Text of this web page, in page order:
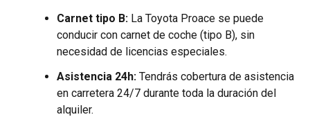
Carnet tipo B: La Toyota Proace se puede
conducir con carnet de coche (tipo B), sin
necesidad de licencias especiales.
Asistencia 24h: Tendrás cobertura de asistencia
en carretera 24/7 durante toda la duración del
alquiler.